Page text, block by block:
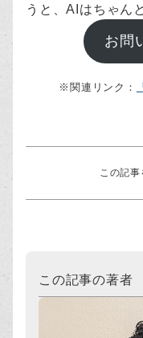
うと、AIはちゃん
お問
※関連リンク：
この記
この記事の著者